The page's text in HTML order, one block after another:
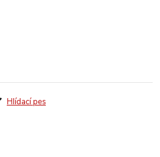
Hlídací pes